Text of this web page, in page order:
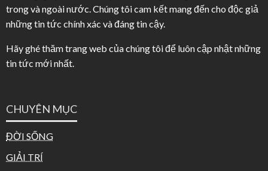
trong và ngoài nước. Chúng tôi cam kết mang đến cho độc giả
những tin tức chính xác và đáng tin cậy.
Hãy ghé thăm trang web của chúng tôi để luôn cập nhật những
tin tức mới nhất.
CHUYÊN MỤC
ĐỜI SỐNG
GIẢI TRÍ